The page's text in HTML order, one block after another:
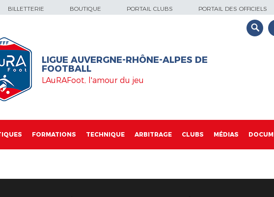
BILLETTERIE BOUTIQUE PORTAIL CLUBS PORTAIL DES OFFICIELS
LIGUE AUVERGNE-RHÔNE-ALPES DE
FOOTBALL
LAuRAFoot, l'amour du jeu
FORMATIONS TECHNIQUE ARBITRAGE CLUBS MÉDIAS